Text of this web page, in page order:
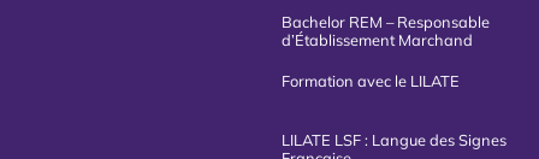
Bachelor REM – Responsable
d’Établissement Marchand
Formation avec le LILATE
LILATE LSF : Langue des Signes